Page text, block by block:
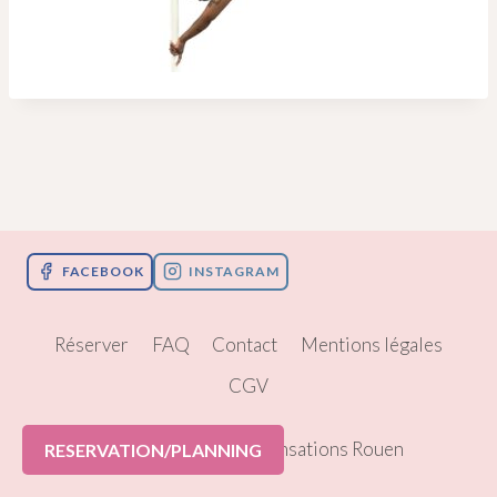
FACEBOOK INSTAGRAM
Réserver FAQ Contact
Mentions légales
CGV
© 2026 Pole Dance Sensations Rouen
RESERVATION/PLANNING